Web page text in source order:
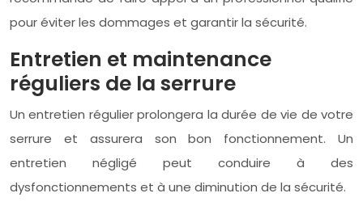
pour éviter les dommages et garantir la sécurité.
Entretien et maintenance
réguliers de la serrure
Un entretien régulier prolongera la durée de vie de votre
serrure et assurera son bon fonctionnement. Un
entretien négligé peut conduire à des
dysfonctionnements et à une diminution de la sécurité.